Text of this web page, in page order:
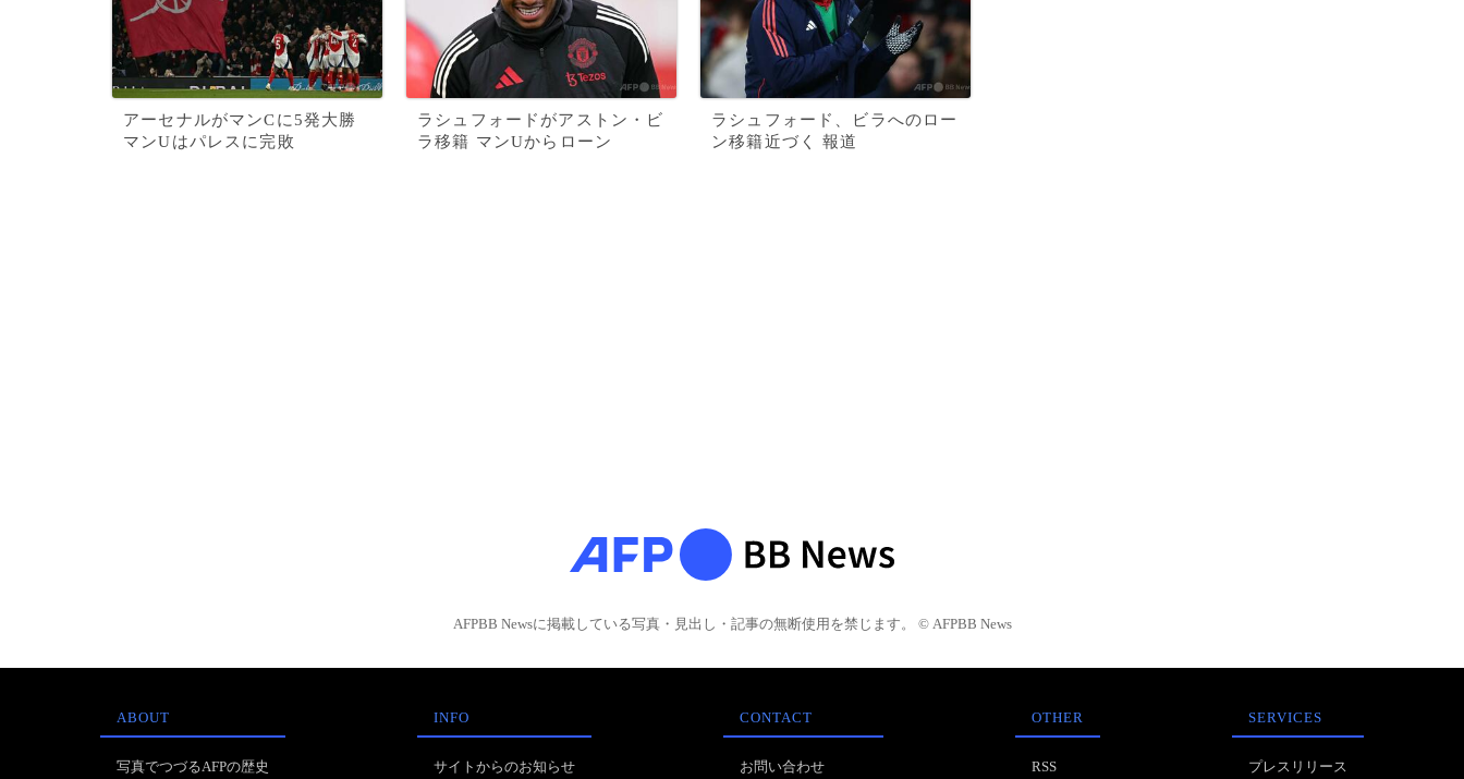
アーセナルがマンCに5発大勝
マンUはパレスに完敗
ラシュフォードがアストン・ビ
ラ移籍 マンUからローン
ラシュフォード、ビラへのロー
ン移籍近づく 報道
AFPBB Newsに掲載している写真・見出し・記事の無断使用を禁じます。 © AFPBB News
ABOUT
写真でつづるAFPの歴史
INFO
サイトからのお知らせ
CONTACT
お問い合わせ
OTHER
RSS
SERVICES
プレスリリース